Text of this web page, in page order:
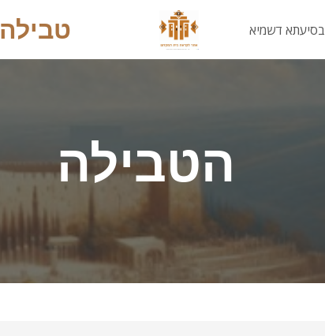
בסיעתא דשמיא טבילה
הטבילה